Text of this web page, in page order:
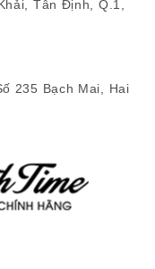
Tân Định, Q.1,
235 Bạch Mai, Hai